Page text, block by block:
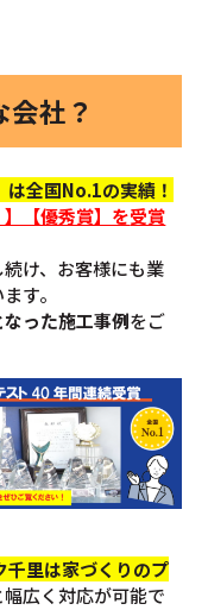
社？
は全国No.1の実績！
【優秀賞】を受賞
け、お客様にも業
す。
った施工事例をご
千里は家づくりのプ
広く対応が可能で